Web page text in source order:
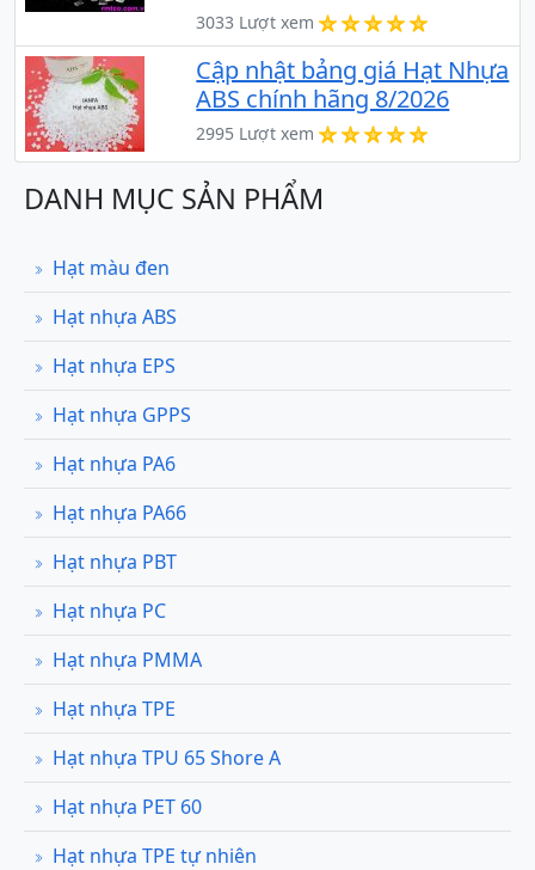
3033 Lượt xem
Cập nhật bảng giá Hạt Nhựa
ABS chính hãng 8/2026
2995 Lượt xem
DANH MỤC SẢN PHẨM
Hạt màu đen
Hạt nhựa ABS
Hạt nhựa EPS
Hạt nhựa GPPS
Hạt nhựa PA6
Hạt nhựa PA66
Hạt nhựa PBT
Hạt nhựa PC
Hạt nhựa PMMA
Hạt nhựa TPE
Hạt nhựa TPU 65 Shore A
Hạt nhựa PET 60
Hạt nhựa TPE tự nhiên